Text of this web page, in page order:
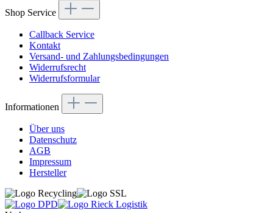
Shop Service
Callback Service
Kontakt
Versand- und Zahlungsbedingungen
Widerrufsrecht
Widerrufsformular
Informationen
Über uns
Datenschutz
AGB
Impressum
Hersteller